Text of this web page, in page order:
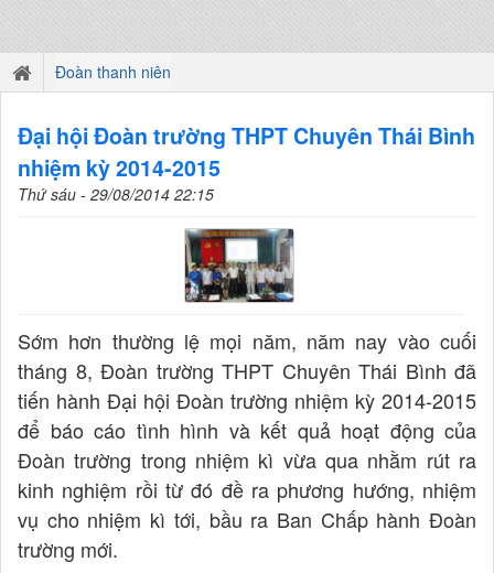
Đoàn thanh niên
Đại hội Đoàn trường THPT Chuyên Thái Bình
nhiệm kỳ 2014-2015
Thứ sáu - 29/08/2014 22:15
Sớm hơn thường lệ mọi năm, năm nay vào cuối
tháng 8, Đoàn trường THPT Chuyên Thái Bình đã
tiến hành Đại hội Đoàn trường nhiệm kỳ 2014-2015
để báo cáo tình hình và kết quả hoạt động của
Đoàn trường trong nhiệm kì vừa qua nhằm rút ra
kinh nghiệm rồi từ đó đề ra phương hướng, nhiệm
vụ cho nhiệm kì tới, bầu ra Ban Chấp hành Đoàn
trường mới.